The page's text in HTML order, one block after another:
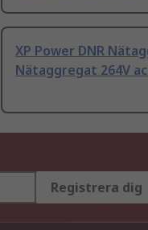
XP Power DNR
Nätaggregat 264V ac
Registrera dig